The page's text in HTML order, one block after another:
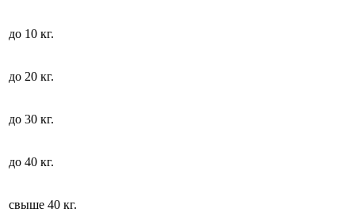
до 10 кг.
до 20 кг.
до 30 кг.
до 40 кг.
свыше 40 кг.